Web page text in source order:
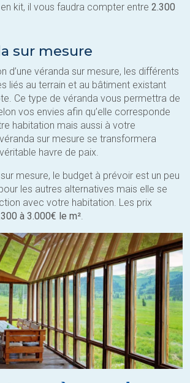
kit, il vous faudra compter entre 2.300
sur mesure
d’une véranda sur mesure, les différents
liés au terrain et au bâtiment existant
Ce type de véranda vous permettra de
vos envies afin qu’elle corresponde
habitation mais aussi à votre
sur mesure se transformera
havre de paix.
mesure, le budget à prévoir est un peu
les autres alternatives mais elle se
avec votre habitation. Les prix
à 3.000€ le m².